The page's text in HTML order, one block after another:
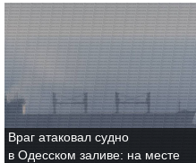
Враг атаковал судно
в Одесском заливе: на месте